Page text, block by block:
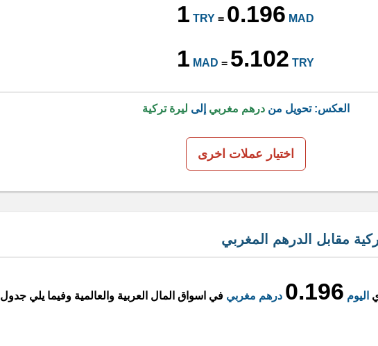
1 TRY = 0.196 MAD
1 MAD = 5.102 TRY
العكس: تحويل مندرهم مغربي إلى ليرة تركية
اختيار عملات اخرى
مقابل الدرهم المغربي
اليوم 0.196 درهم مغربي في اسواق المال العربية والعالمية وفيما يلي جدول